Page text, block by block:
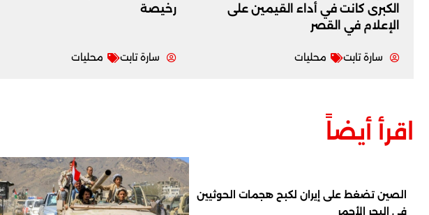
الكبرى كانت في أداء القيمين على
‏الإعلام في القصر
سارة تابت محليات
رخيصة
سارة تابت محليات
اقرأ أيضاً
الصين تضغط على إيران لكبح هجمات الحوثيين
في البحر الأحمر